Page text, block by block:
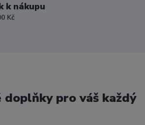
k nákupu
Kč
doplňky pro váš každý